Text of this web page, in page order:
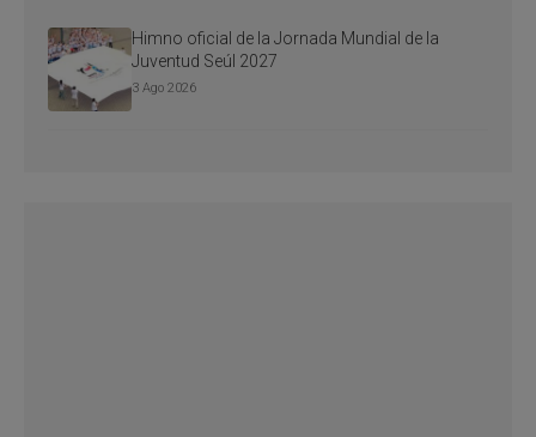
Himno oficial de la Jornada Mundial de la
Juventud Seúl 2027
3 Ago 2026